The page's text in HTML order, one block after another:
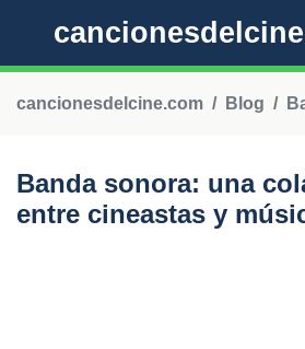
cancionesdelcine.com Blog
Banda sonora: una
entre cineastas y